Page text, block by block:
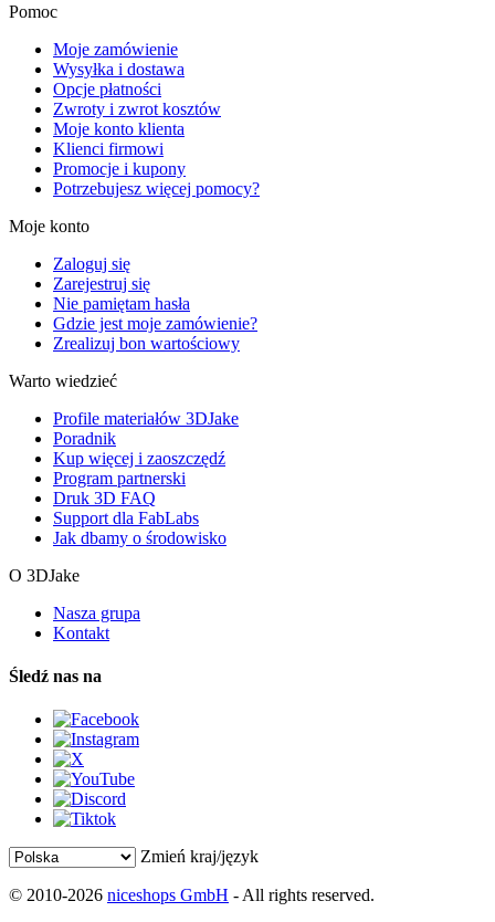
Pomoc
Moje zamówienie
Wysyłka i dostawa
Opcje płatności
Zwroty i zwrot kosztów
Moje konto klienta
Klienci firmowi
Promocje i kupony
Potrzebujesz więcej pomocy?
Moje konto
Zaloguj się
Zarejestruj się
Nie pamiętam hasła
Gdzie jest moje zamówienie?
Zrealizuj bon wartościowy
Warto wiedzieć
Profile materiałów 3DJake
Poradnik
Kup więcej i zaoszczędź
Program partnerski
Druk 3D FAQ
Support dla FabLabs
Jak dbamy o środowisko
O 3DJake
Nasza grupa
Kontakt
Śledź nas na
Zmień kraj/język
© 2010-2026 niceshops GmbH - All rights reserved.